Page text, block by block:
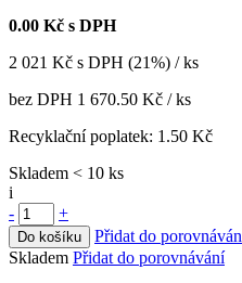
0.00 Kč s DPH
2 021 Kč s DPH (21%) / ks
bez DPH 1 670.50 Kč / ks
Recyklační poplatek: 1.50 Kč
Skladem < 10 ks
i
-
+
Do košíku
Přidat do
Skladem Přidat do porovnávání